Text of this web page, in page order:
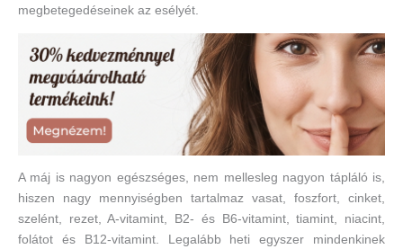
megbetegedéseinek az esélyét.
A máj is nagyon egészséges, nem mellesleg nagyon tápláló is,
hiszen nagy mennyiségben tartalmaz vasat, foszfort, cinket,
szelént, rezet, A-vitamint, B2- és B6-vitamint, tiamint, niacint,
folátot és B12-vitamint. Legalább heti egyszer mindenkinek